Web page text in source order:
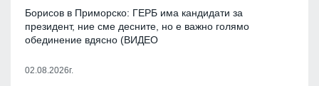
Борисов в Приморско: ГЕРБ има кандидати за
президент, ние сме десните, но е важно голямо
обединение вдясно (ВИДЕО
02.08.2026г.